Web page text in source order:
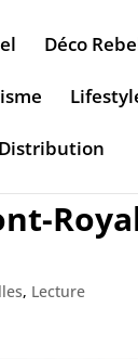
Déco
Distribution
, Lecture